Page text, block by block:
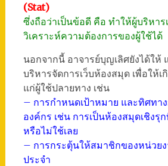
(Stat)
ซึ่งถือว่าเป็นข้อดี คือ ทำให้ผู้บริหาร
วิเคราะห์ความต้องการของผู้ใช้ได้
นอกจากนี้ อาจารย์บุญเลิศยังได้ให้
บริหารจัดการเว็บห้องสมุด เพื่อให้
แก่ผู้ใช้ปลายทาง เช่น
– การกำหนดเป้าหมาย และทิศทา
องค์กร เช่น การเป็นห้องสมุดเชิงรุ
หรือไม่ใช้เลย
– การกระตุ้นให้สมาชิกของหน่วย
ประจำ